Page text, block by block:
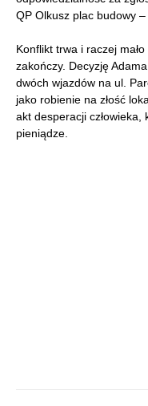
QP Olkusz plac budowy
Konflikt trwa i raczej
zakończy. Decyzję
dwóch wjazdów na ul.
jako robienie na złość
akt desperacji
pieniądze.